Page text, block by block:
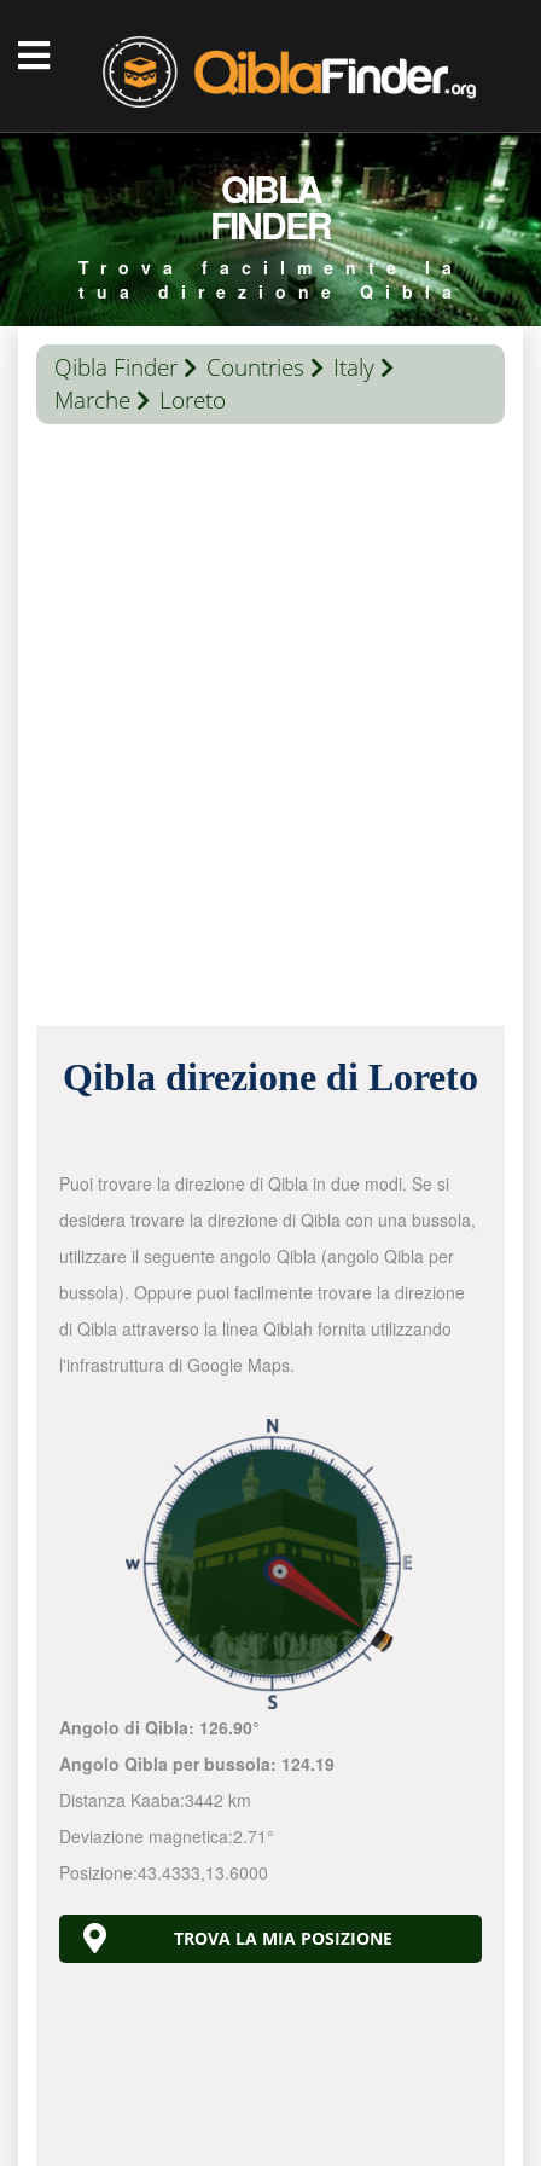
QIBLA
FINDER
Trova facilmente la
tua direzione Qibla
Qibla Finder Countries
Italy
Marche
Loreto
Qibla direzione di Loreto
Puoi trovare la direzione di Qibla in due modi. Se si
desidera trovare la direzione di Qibla con una bussola,
utilizzare il seguente angolo Qibla (angolo Qibla per
bussola). Oppure puoi facilmente trovare la direzione
di Qibla attraverso la linea Qiblah fornita utilizzando
l'infrastruttura di Google Maps.
Angolo di Qibla: 126.90°
Angolo Qibla per bussola: 124.19
Distanza Kaaba:3442 km
Deviazione magnetica:2.71°
Posizione:43.4333,13.6000
TROVA LA MIA POSIZIONE